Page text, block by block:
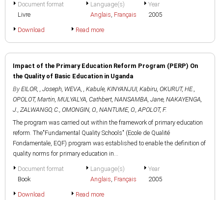
Document format
Livre
Language(s)
Anglais, Français
Year
2005
Download Read more
Impact of the Primary Education Reform Program (PERP) On
the Quality of Basic Education in Uganda
By EILOR, , Joseph, WEVA, , Kabule, KINYANJUI, Kabiru, OKURUT, HE.,
OPOLOT, Martin, MULYALYA, Cathbert, NANSAMBA, Jane, NAKAYENGA,
J., ZALWANGO, C., OMONGIN, O., NANTUME, O.,APOLOT, F.
The program was carried out within the framework of primary education
reform. The"Fundamental Quality Schools" (Ecole de Qualité
Fondamentale, EQF) program was established to enable the definition of
quality norms for primary education in...
Document format
Book
Language(s)
Anglais, Français
Year
2005
Download Read more